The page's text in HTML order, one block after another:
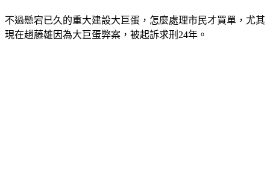
不過懸宕已久的重大建設大巨蛋，怎麼處理市民才買單，尤其
現在趙藤雄因為大巨蛋弊案，被起訴求刑24年。